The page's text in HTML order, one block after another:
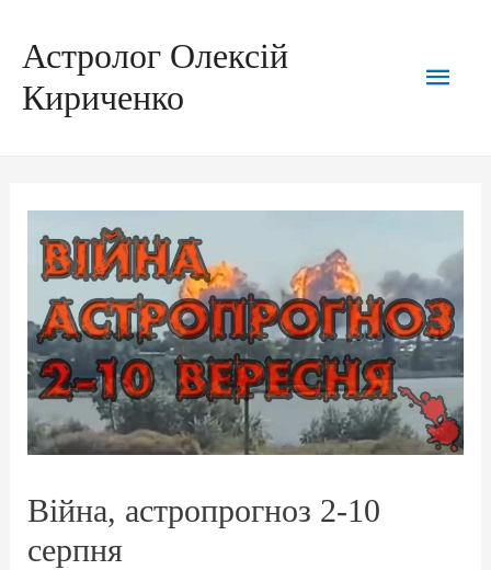
Астролог Олексій
Кириченко
Війна, астропрогноз 2-10
серпня